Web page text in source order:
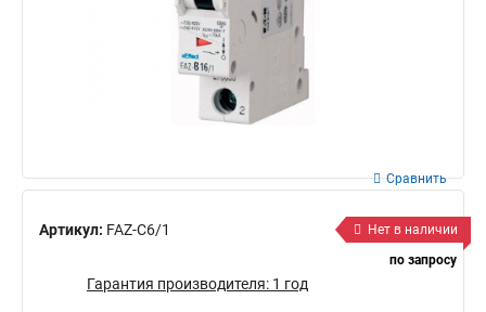
Артикул: FAZ-C6/1
Сравнить
Нет в наличии
по запросу
Гарантия производителя: 1 год